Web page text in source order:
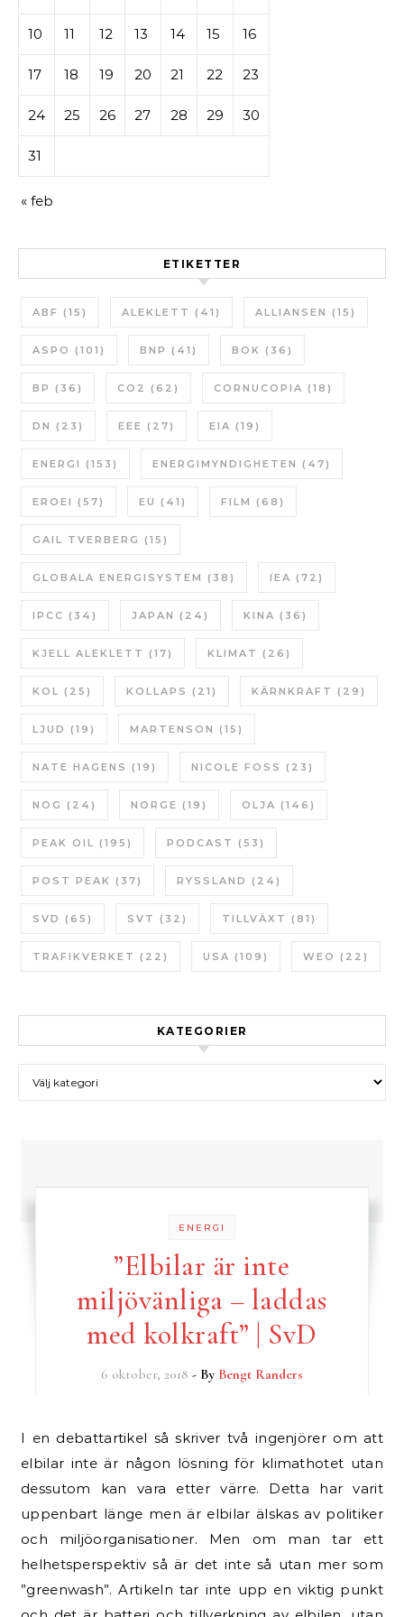
10 11 12 13 14 15 16
17 18 19 20 21 22 23
24 25 26 27 28 29 30
31
« feb
ETIKETTER
ABF (15) ALEKLETT (41) ALLIANSEN (15)
ASPO (101) BNP (41) BOK (36)
BP (36) CO2 (62) CORNUCOPIA (18)
DN (23) EEE (27) EIA (19)
ENERGI (153) ENERGIMYNDIGHETEN (47)
EROEI (57) EU (41) FILM (68)
GAIL TVERBERG (15)
GLOBALA ENERGISYSTEM (38) IEA (72)
IPCC (34) JAPAN (24) KINA (36)
KJELL ALEKLETT (17) KLIMAT (26)
KOL (25) KOLLAPS (21) KÄRNKRAFT (29)
LJUD (19) MARTENSON (15)
NATE HAGENS (19) NICOLE FOSS (23)
NOG (24) NORGE (19) OLJA (146)
PEAK OIL (195) PODCAST (53)
POST PEAK (37) RYSSLAND (24)
SVD (65) SVT (32) TILLVÄXT (81)
TRAFIKVERKET (22) USA (109) WEO (22)
KATEGORIER
ENERGI
”Elbilar är inte
miljövänliga – laddas
med kolkraft” | SvD
6 oktober, 2018 - By Bengt Randers
I en debattartikel så skriver två ingenjörer om att
elbilar inte är någon lösning för klimathotet utan
dessutom kan vara etter värre. Detta har varit
uppenbart länge men är elbilar älskas av politiker
och miljöorganisationer. Men om man tar ett
helhetsperspektiv så är det inte så utan mer som
”greenwash”. Artikeln tar inte upp en viktig punkt